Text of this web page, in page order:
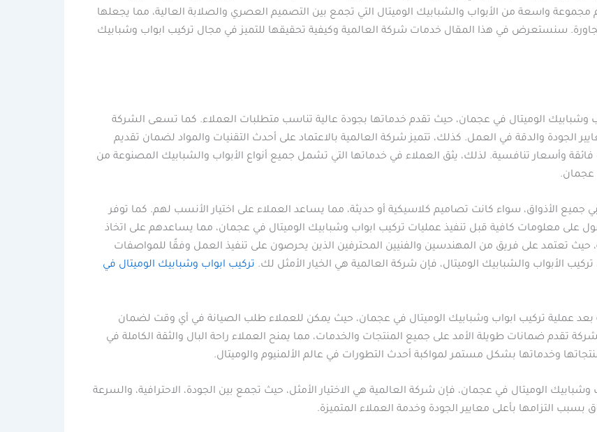
مجموعة واسعة من الأبواب والشبابيك الوميتال التي تجمع بين التصميم العصري والصلابة العالية، مما يجعلها
سنستعرض في هذا المقال خدمات شركة العالمية وكيفية تحقيقها للتميز في مجال تركيب ابواب وشبابيك
وشبابيك الوميتال في عجمان، حيث تقدم خدماتها بجودة عالية تناسب متطلبات العملاء. كما تسعى الشركة
الجودة والدقة في العمل. كذلك، تتميز شركة العالمية بالاعتماد على أحدث التقنيات والمواد لضمان تقديم
وأسعار تنافسية. لذلك، يثق العملاء في خدماتها التي تشمل جميع أنواع الأبواب والشبابيك المصنوعة من
عجمان.
جميع الأذواق، سواء كانت تصاميم كلاسيكية أو حديثة، مما يساعد العملاء على اختيار الأنسب لهم. كما توفر
على معلومات كافية قبل تنفيذ عمليات تركيب ابواب وشبابيك الوميتال في عجمان، مما يساعدهم على اتخاذ
حيث تعتمد على فريق من المهندسين والفنيين المحترفين الذين يحرصون على تنفيذ العمل وفقًا للمواصفات
الأبواب والشبابيك الوميتال، فإن شركة العالمية هي الخيار الأمثل لك. تركيب ابواب وشبابيك الوميتال في
بعد عملية تركيب ابواب وشبابيك الوميتال في عجمان، حيث يمكن للعملاء طلب الصيانة في أي وقت لضمان
تقدم ضمانات طويلة الأمد على جميع المنتجات والخدمات، مما يمنح العملاء راحة البال والثقة الكاملة في
وخدماتها بشكل مستمر لمواكبة أحدث التطورات في عالم الألمنيوم والوميتال.
الوميتال في عجمان، فإن شركة العالمية هي الاختيار الأمثل، حيث تجمع بين الجودة، الاحترافية، والسرعة
التزامها بأعلى معايير الجودة وخدمة العملاء المتميزة.